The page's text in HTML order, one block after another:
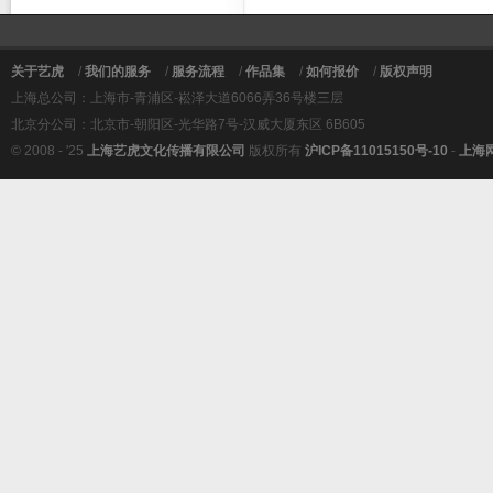
关于艺虎 / 我们的服务 / 服务流程 / 作品集 / 如何报价 / 版权声明
上海总公司：上海市-青浦区-崧泽大道6066弄36号楼三层
北京分公司：北京市-朝阳区-光华路7号-汉威大厦东区 6B605
© 2008 - '25 上海艺虎文化传播有限公司 版权所有 沪ICP备11015150号-10 - 上海